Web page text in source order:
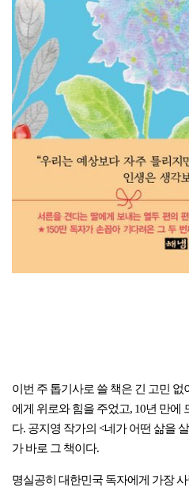
이번 주 톱기사로 쓸 책은 긴 고민 없
에게 위로와 힘을 주었고, 10년 만에
다. 공지영 작가의 <네가 어떤 삶을
가 바로 그 책이다.
명실공히 대한민국 독자에게 가장